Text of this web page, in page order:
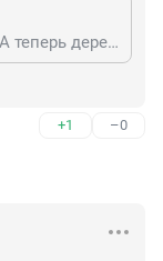
В деревнях, наверное, так и было. А теперь деревня приехала в город.
+1 –0